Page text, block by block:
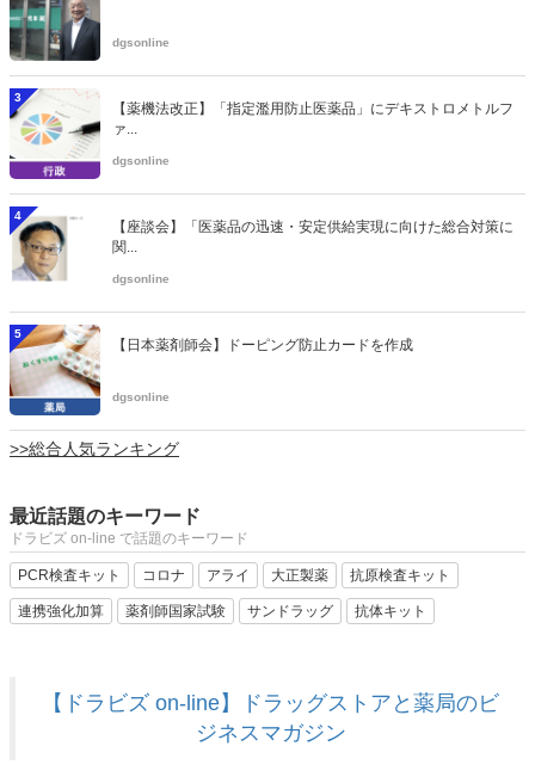
dgsonline
3
【薬機法改正】「指定濫用防止医薬品」にデキストロメトルフ
ァ...
dgsonline
4
【座談会】「医薬品の迅速・安定供給実現に向けた総合対策に
関...
dgsonline
5
【日本薬剤師会】ドーピング防止カードを作成
dgsonline
>>総合人気ランキング
最近話題のキーワード
ドラビズ on-line で話題のキーワード
PCR検査キット コロナ アライ 大正製薬 抗原検査キット
連携強化加算 薬剤師国家試験 サンドラッグ 抗体キット
【ドラビズ on-line】ドラッグストアと薬局のビ
ジネスマガジン